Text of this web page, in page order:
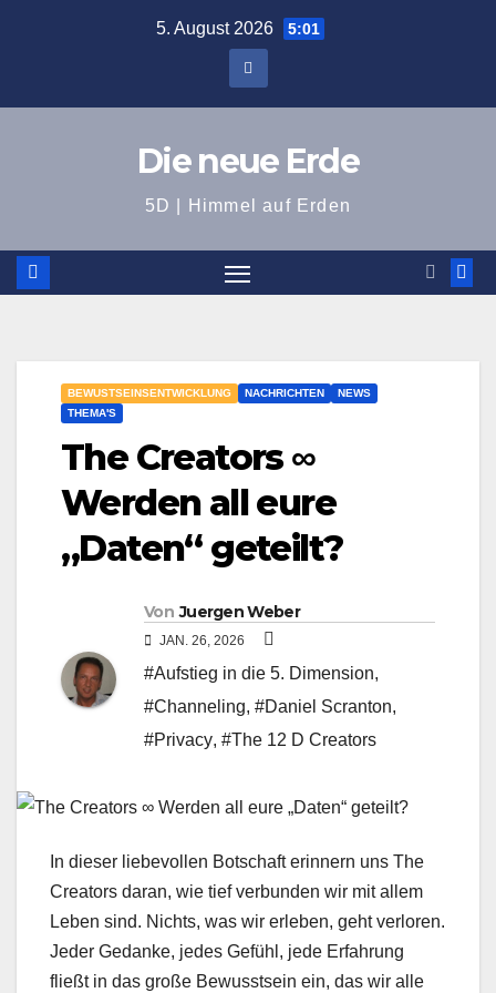
5. August 2026 5:01
Die neue Erde
5D | Himmel auf Erden
BEWUSTSEINSENTWICKLUNG NACHRICHTEN
NEWS
THEMA'S
The Creators ∞
Werden all eure
„Daten“ geteilt?
Von Juergen Weber
JAN. 26, 2026
#Aufstieg in die 5. Dimension,
#Channeling, #Daniel Scranton,
#Privacy, #The 12 D Creators
In dieser liebevollen Botschaft erinnern uns The
Creators daran, wie tief verbunden wir mit allem
Leben sind. Nichts, was wir erleben, geht verloren.
Jeder Gedanke, jedes Gefühl, jede Erfahrung
fließt in das große Bewusstsein ein, das wir alle